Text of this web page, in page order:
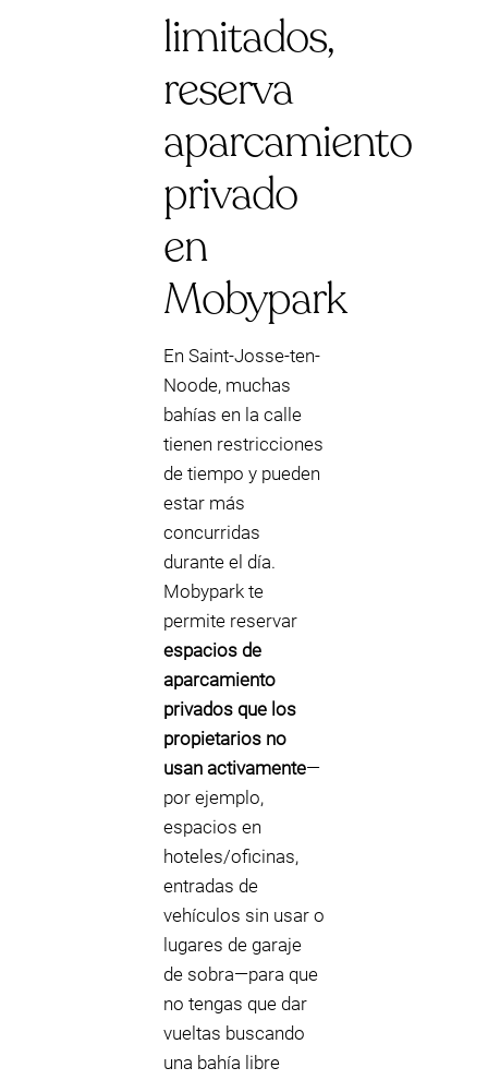
limitados,
reserva
aparcamiento
privado
en
Mobypark
En Saint-Josse-ten-
Noode, muchas
bahías en la calle
tienen restricciones
de tiempo y pueden
estar más
concurridas
durante el día.
Mobypark te
permite reservar
espacios de
aparcamiento
privados que los
propietarios no
usan activamente—
por ejemplo,
espacios en
hoteles/oficinas,
entradas de
vehículos sin usar o
lugares de garaje
de sobra—para que
no tengas que dar
vueltas buscando
una bahía libre